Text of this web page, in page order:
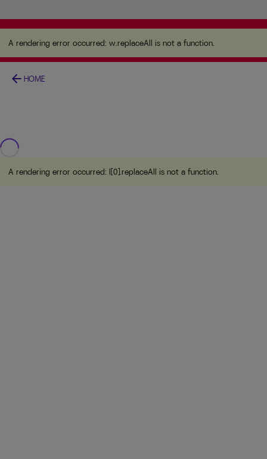
A rendering error occurred:w.replaceAll is not a
function.
A rendering error occurred: w.replaceAll is not a function.
arrow_back HOME
A rendering error occurred: l[0].replaceAll is not a function.